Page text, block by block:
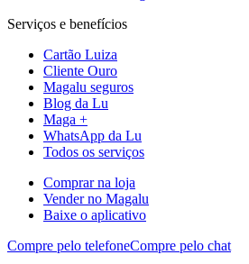
Serviços e benefícios
Cartão Luiza
Cliente Ouro
Magalu seguros
Blog da Lu
Maga +
WhatsApp da Lu
Todos os serviços
Comprar na loja
Vender no Magalu
Baixe o aplicativo
Compre pelo telefoneCompre pelo chat